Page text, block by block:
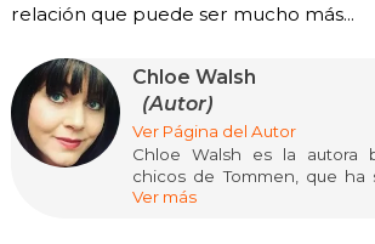
relación que puede ser mucho más...
Chloe Walsh
(Autor)
Ver Página del Autor
Chloe Walsh es la autora
chicos de Tommen, que ha
TikTok, Goodreads y Amazon.
Ver más